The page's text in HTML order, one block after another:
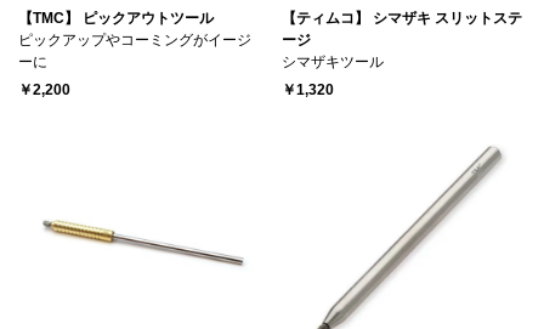
【TMC】 ピックアウトツール
ピックアップやコーミングがイージ
ーに
￥2,200
【ティムコ】 シマザキ スリットステ
ージ
シマザキツール
￥1,320